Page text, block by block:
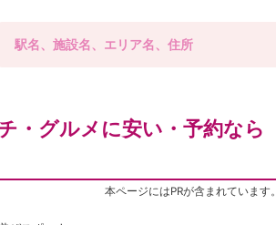
・グルメに安い・予約なら
本ページにはPRが含まれています。